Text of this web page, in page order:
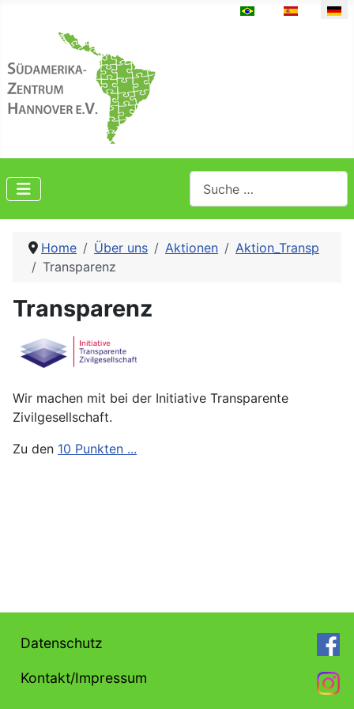
Home Über uns Aktionen
Aktion_Transp
Transparenz
Transparenz
Wir machen mit bei der Initiative Transparente
Zivilgesellschaft.
Zu den 10 Punkten ...
Datenschutz
Kontakt/Impressum